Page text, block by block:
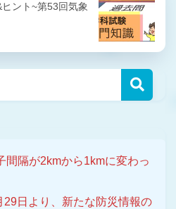
ント~第53回気象
間隔が2kmから1kmに変わっ
29日より、新たな防災情報の